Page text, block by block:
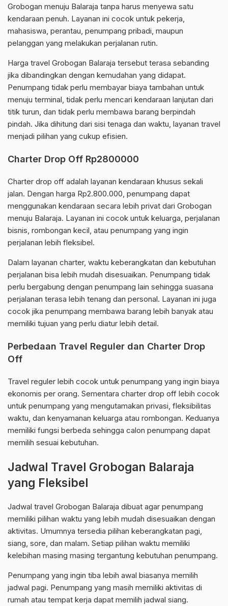
Grobogan menuju Balaraja tanpa harus menyewa satu
kendaraan penuh. Layanan ini cocok untuk pekerja,
mahasiswa, perantau, penumpang pribadi, maupun
pelanggan yang melakukan perjalanan rutin.
Harga travel Grobogan Balaraja tersebut terasa sebanding
jika dibandingkan dengan kemudahan yang didapat.
Penumpang tidak perlu membayar biaya tambahan untuk
menuju terminal, tidak perlu mencari kendaraan lanjutan dari
titik turun, dan tidak perlu membawa barang berpindah
pindah. Jika dihitung dari sisi tenaga dan waktu, layanan travel
menjadi pilihan yang cukup efisien.
Charter Drop Off Rp2800000
Charter drop off adalah layanan kendaraan khusus sekali
jalan. Dengan harga Rp2.800.000, penumpang dapat
menggunakan kendaraan secara lebih privat dari Grobogan
menuju Balaraja. Layanan ini cocok untuk keluarga, perjalanan
bisnis, rombongan kecil, atau penumpang yang ingin
perjalanan lebih fleksibel.
Dalam layanan charter, waktu keberangkatan dan kebutuhan
perjalanan bisa lebih mudah disesuaikan. Penumpang tidak
perlu bergabung dengan penumpang lain sehingga suasana
perjalanan terasa lebih tenang dan personal. Layanan ini juga
cocok jika penumpang membawa barang lebih banyak atau
memiliki tujuan yang perlu diatur lebih detail.
Perbedaan Travel Reguler dan Charter Drop
Off
Travel reguler lebih cocok untuk penumpang yang ingin biaya
ekonomis per orang. Sementara charter drop off lebih cocok
untuk penumpang yang mengutamakan privasi, fleksibilitas
waktu, dan kenyamanan keluarga atau rombongan. Keduanya
memiliki fungsi berbeda sehingga calon penumpang dapat
memilih sesuai kebutuhan.
Jadwal Travel Grobogan Balaraja
yang Fleksibel
Jadwal travel Grobogan Balaraja dibuat agar penumpang
memiliki pilihan waktu yang lebih mudah disesuaikan dengan
aktivitas. Umumnya tersedia pilihan keberangkatan pagi,
siang, sore, dan malam. Setiap pilihan waktu memiliki
kelebihan masing masing tergantung kebutuhan penumpang.
Penumpang yang ingin tiba lebih awal biasanya memilih
jadwal pagi. Penumpang yang masih memiliki aktivitas di
rumah atau tempat kerja dapat memilih jadwal siang.